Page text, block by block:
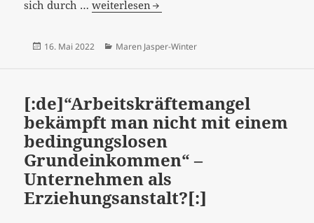
sich durch …[:de]“…
staatlicher
Abhängigkeit
befreien…“
–
das
ist
gegen
weiterlesen
Veröffentlicht
16. Mai 2022 Kategorien
Maren Jasper-Winter
[:de]“Arbeitskräftemangel
bekämpft man nicht mit einem
bedingungslosen
Grundeinkommen“ –
Unternehmen als
Erziehungsanstalt?[:]